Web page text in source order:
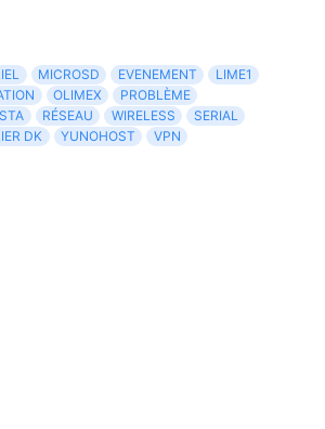
MICROSD EVENEMENT
LIME1
OLIMEX
PROBLÈME
RÉSEAU WIRELESS
SERIAL
DK YUNOHOST VPN